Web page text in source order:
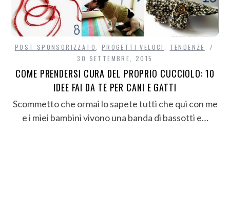
POST SPONSORIZZATO PROGETTI VELOCI
TENDENZE
30 SETTEMBRE, 2015
COME PRENDERSI CURA DEL PROPRIO CUCCIOLO: 10
IDEE FAI DA TE PER CANI E GATTI
Scommetto che ormai lo sapete tutti che qui con me
e i miei bambini vivono una banda di bassotti e…